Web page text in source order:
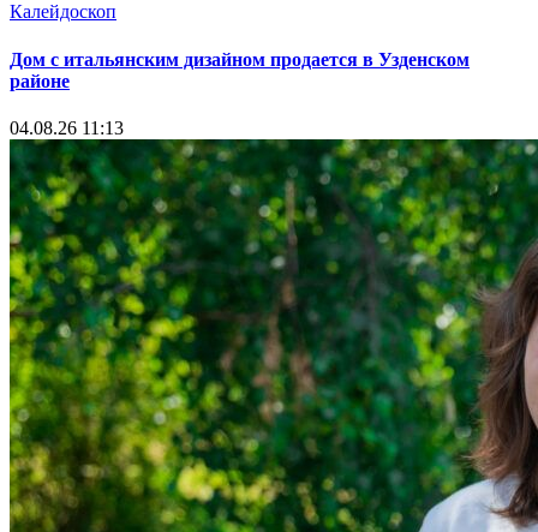
Калейдоскоп
Дом с итальянским дизайном продается в Узденском
районе
04.08.26 11:13